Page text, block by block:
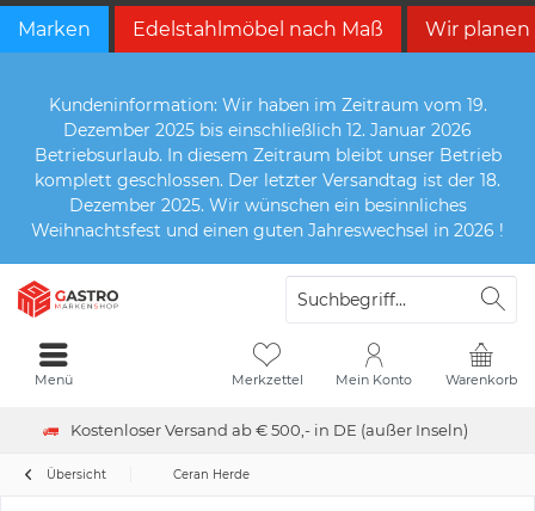
Marken Edelstahlmöbel nach Maß Wir planen
Kundeninformation: Wir haben im Zeitraum vom 19.
Dezember 2025 bis einschließlich 12. Januar 2026
Betriebsurlaub. In diesem Zeitraum bleibt unser Betrieb
komplett geschlossen. Der letzter Versandtag ist der 18.
Dezember 2025. Wir wünschen ein besinnliches
Weihnachtsfest und einen guten Jahreswechsel in 2026 !
Kostenloser Versand ab € 500,- in DE (außer Inseln)
Warenkorb
Merkzettel Mein Konto
Menü
Übersicht Ceran Herde